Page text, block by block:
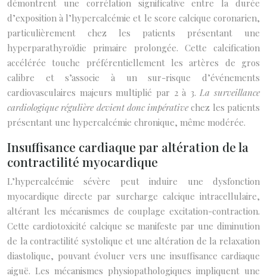
démontrent une corrélation significative entre la durée
d’exposition à l’hypercalcémie et le score calcique coronarien,
particulièrement chez les patients présentant une
hyperparathyroïdie primaire prolongée. Cette calcification
accélérée touche préférentiellement les artères de gros
calibre et s’associe à un sur-risque d’événements
cardiovasculaires majeurs multiplié par 2 à 3.La surveillance
cardiologique régulière devient donc impérativechez les patients
présentant une hypercalcémie chronique, même modérée.
Insuffisance cardiaque par altération de la
contractilité myocardique
L’hypercalcémie sévère peut induire une dysfonction
myocardique directe par surcharge calcique intracellulaire,
altérant les mécanismes de couplage excitation-contraction.
Cette cardiotoxicité calcique se manifeste par une diminution
de la contractilité systolique et une altération de la relaxation
diastolique, pouvant évoluer vers une insuffisance cardiaque
aiguë. Les mécanismes physiopathologiques impliquent une